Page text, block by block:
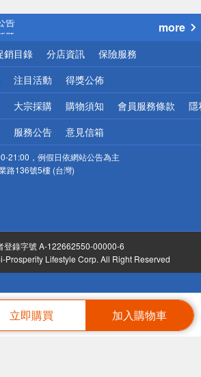
立即購買 加入購物車
告
題
惠
區配送
頁！請小心！
more
銷目錄 分店資訊 保險服務
注目活動 得獎公佈
大宗採購 購物須知 會員服務條款 隱
服務公告 意見信箱
21:00，例假日依網站公告為主
路136號5樓 (台灣)
登錄字號 A-122662550-00000-6
Lifestyle Corp. All Right Reserved